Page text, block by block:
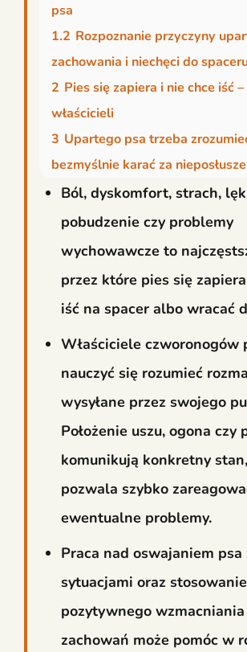
psa
1.2 Rozpoznanie przyczyny
zachowania i niechęci do
2 Pies się zapiera i nie chce iść
właścicieli
3 Upartego psa trzeba
bezmyślnie karać za
Ból, dyskomfort, strach,
pobudzenie czy problemy
wychowawcze to
przez które pies się
iść na spacer albo wracać
Właściciele czworonogów
nauczyć się rozumieć
wysyłane przez swojego
Położenie uszu, ogona czy
komunikują konkretny
pozwala szybko
ewentualne problemy.
Praca nad oswajaniem psa
sytuacjami oraz stosowanie
pozytywnego
zachowań może pomóc w